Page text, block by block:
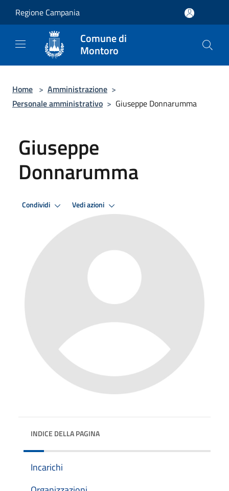
Regione Campania
Comune di
Montoro
Home > Amministrazione >
Personale amministrativo > Giuseppe Donnarumma
Giuseppe
Donnarumma
Condividi Vedi azioni
INDICE DELLA PAGINA
Incarichi